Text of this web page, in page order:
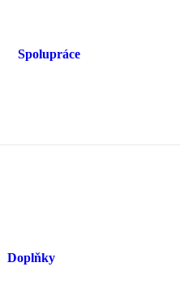
Spolupráce
Doplňky